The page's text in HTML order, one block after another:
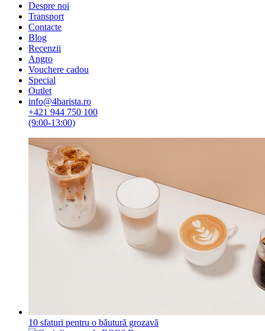
Despre noi
Transport
Contacte
Blog
Recenzii
Angro
Vouchere cadou
Special
Outlet
info@4barista.ro
+421 944 750 100
(9:00-13:00)
10 sfaturi pentru o băutură grozavă